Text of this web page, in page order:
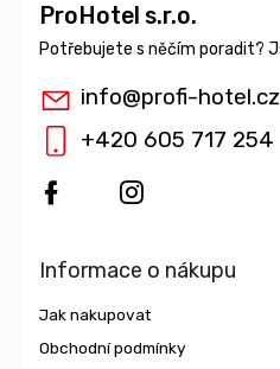
ProHotel s.r.o.
info@profi-hotel.cz
+420 605 717 254
Informace o nákupu
Jak nakupovat
Obchodní podmínky